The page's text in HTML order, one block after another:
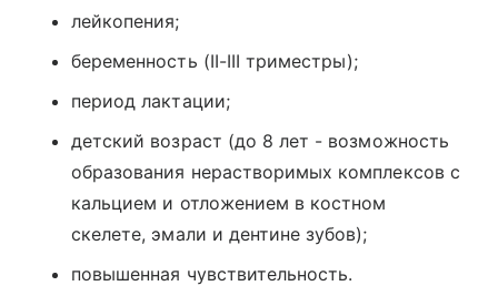
лейкопения;
беременность (II-III триместры);
период лактации;
детский возраст (до 8 лет - возможность
образования нерастворимых комплексов с
кальцием и отложением в костном
скелете, эмали и дентине зубов);
повышенная чувствительность.